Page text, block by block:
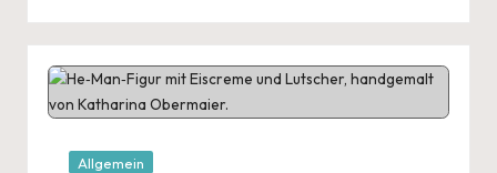
Posted
Allgemein